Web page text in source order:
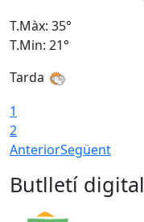
T.Màx: 35°
T.Min: 21°
Tarda
1
2
AnteriorSegüent
Butlletí digital